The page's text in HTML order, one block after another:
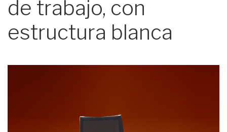
de trabajo, con
estructura blanca